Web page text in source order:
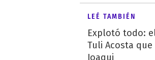
LEÉ TAMBIÉN
Explotó todo:
Tuli Acosta
Joaqui